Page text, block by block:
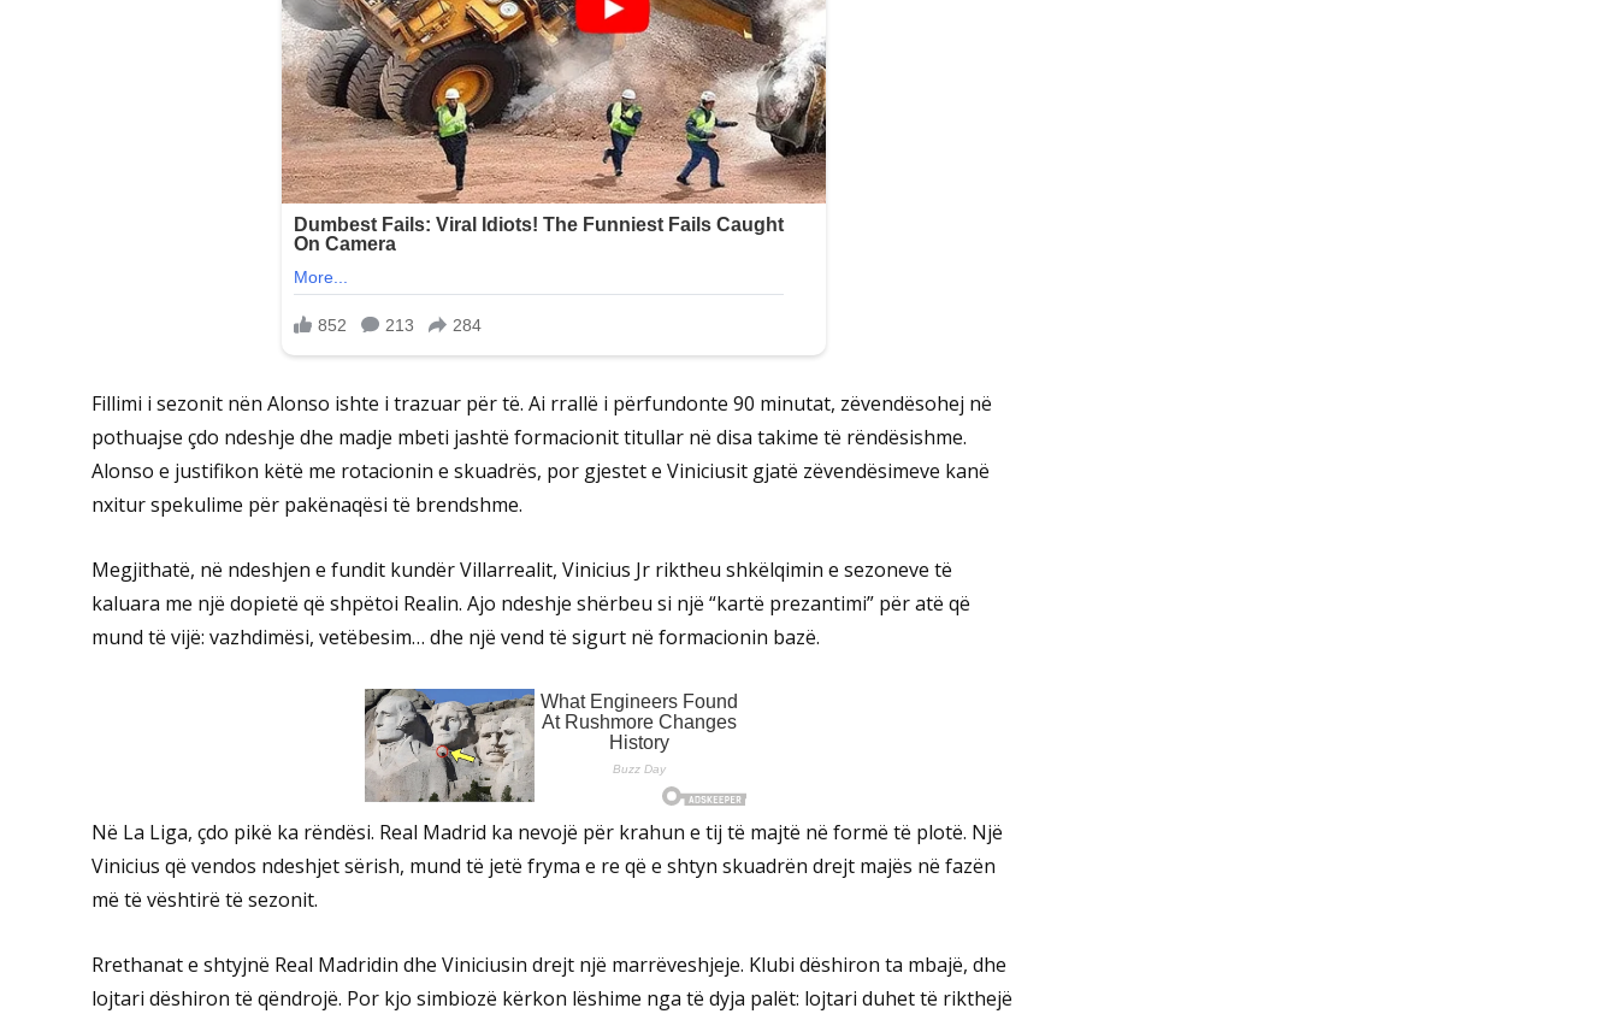
Fillimi i sezonit nën Alonso ishte i trazuar për të. Ai rrallë i përfundonte 90 minutat, zëvendësohej në
pothuajse çdo ndeshje dhe madje mbeti jashtë formacionit titullar në disa takime të rëndësishme.
Alonso e justifikon këtë me rotacionin e skuadrës, por gjestet e Viniciusit gjatë zëvendësimeve kanë
nxitur spekulime për pakënaqësi të brendshme.
Megjithatë, në ndeshjen e fundit kundër Villarrealit, Vinicius Jr riktheu shkëlqimin e sezoneve të
kaluara me një dopietë që shpëtoi Realin. Ajo ndeshje shërbeu si një “kartë prezantimi” për atë që
mund të vijë: vazhdimësi, vetëbesim… dhe një vend të sigurt në formacionin bazë.
Në La Liga, çdo pikë ka rëndësi. Real Madrid ka nevojë për krahun e tij të majtë në formë të plotë. Një
Vinicius që vendos ndeshjet sërish, mund të jetë fryma e re që e shtyn skuadrën drejt majës në fazën
më të vështirë të sezonit.
Rrethanat e shtyjnë Real Madridin dhe Viniciusin drejt një marrëveshjeje. Klubi dëshiron ta mbajë, dhe
lojtari dëshiron të qëndrojë. Por kjo simbiozë kërkon lëshime nga të dyja palët: lojtari duhet të rikthejë